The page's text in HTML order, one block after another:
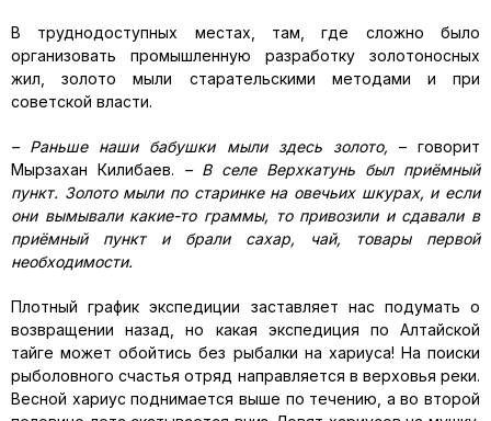
В труднодоступных местах, там, где сложно было
организовать промышленную разработку золотоносных
жил, золото мыли старательскими методами и при
советской власти.
– Раньше наши бабушки мыли здесь золото, – говорит
Мырзахан Килибаев. – В селе Верхкатунь был приёмный
пункт. Золото мыли по старинке на овечьих шкурах, и если
они вымывали какие-то граммы, то привозили и сдавали в
приёмный пункт и брали сахар, чай, товары первой
необходимости.
Плотный график экспедиции заставляет нас подумать о
возвращении назад, но какая экспедиция по Алтайской
тайге может обойтись без рыбалки на хариуса! На поиски
рыболовного счастья отряд направляется в верховья реки.
Весной хариус поднимается выше по течению, а во второй